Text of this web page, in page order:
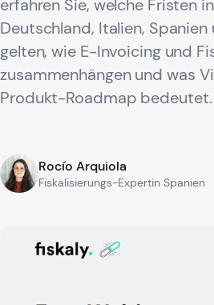
erfahren Sie, welche Fristen
Deutschland, Italien,
gelten, wie E-Invoicing und
zusammenhängen und was
Produkt-Roadmap bedeutet.
Rocío Arquiola
Fiskalisierungs-Expertin Spanien